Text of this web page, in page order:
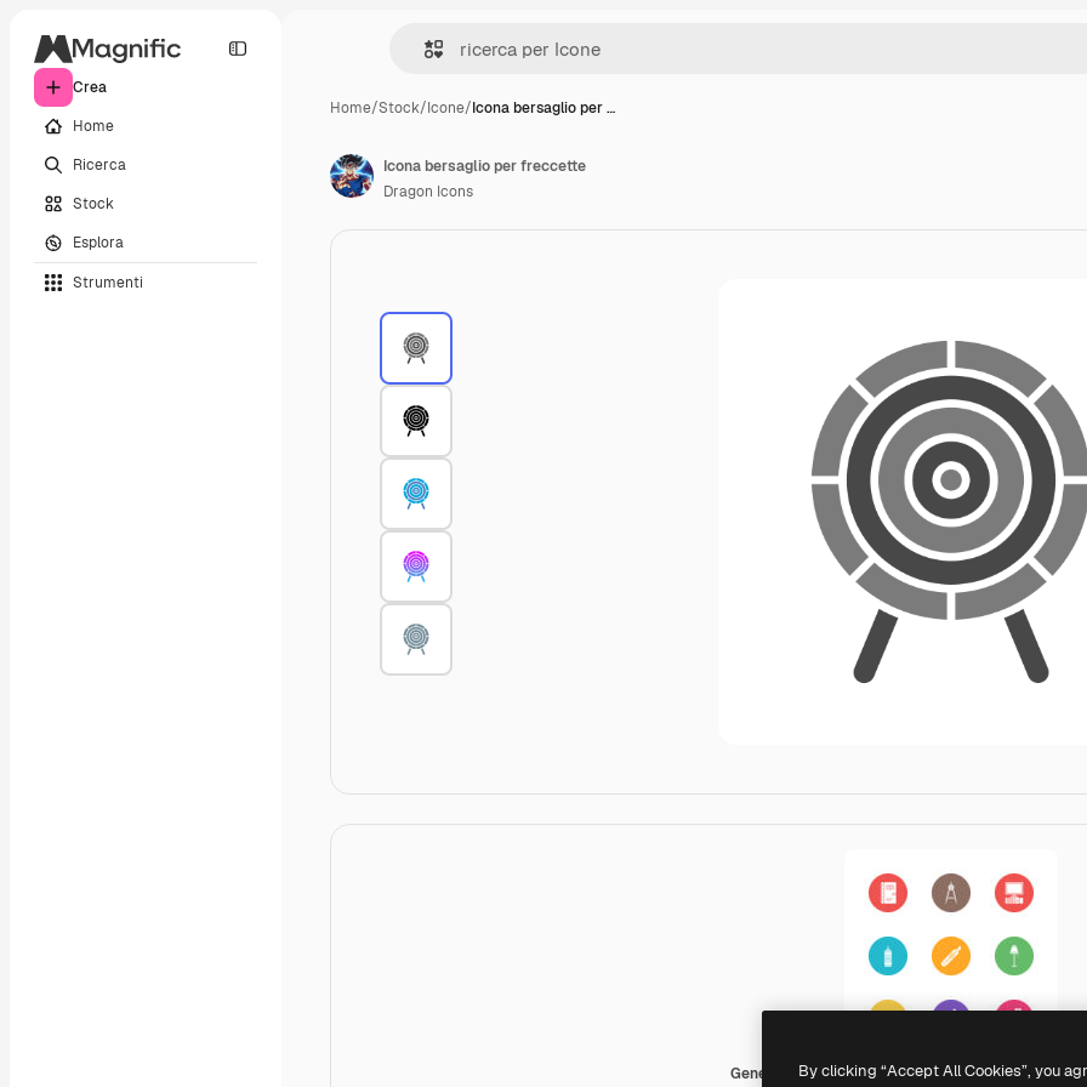
Crea
Home
Ricerca
Stock
Esplora
Strumenti
Home/Stock/Icone/Icona bersaglio per …
Generic color fill
Icona bersaglio per freccette
Dragon Icons
By clicking “Accept All Cookies”, you